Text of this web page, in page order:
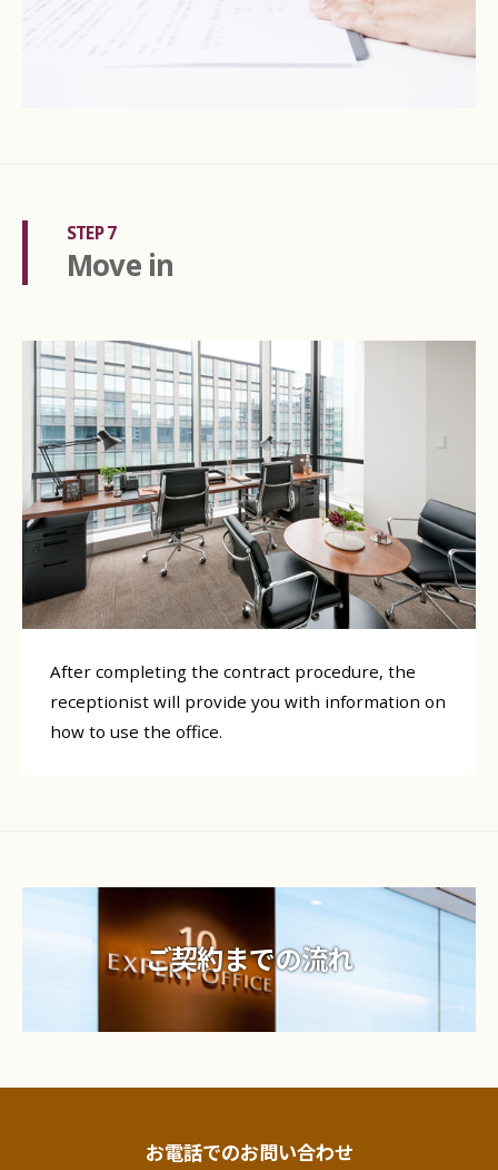
STEP 7
Move in
After completing the contract procedure, the
receptionist will provide you with information on
how to use the office.
ご契約までの流れ
お電話でのお問い合わせ